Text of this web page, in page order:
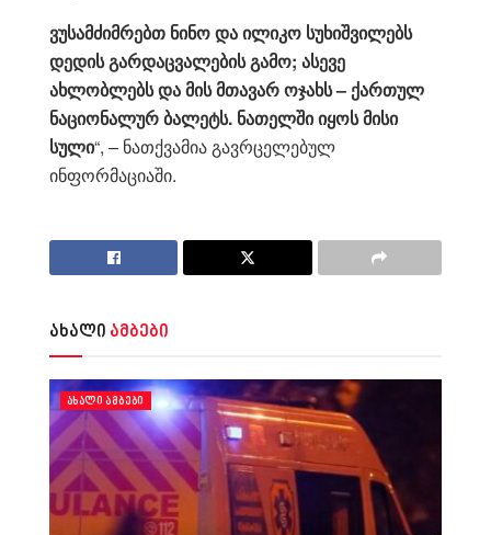
ვუსამძიმრებთ ნინო და ილიკო სუხიშვილებს
დედის გარდაცვალების გამო; ასევე
ახლობლებს და მის მთავარ ოჯახს – ქართულ
ნაციონალურ ბალეტს. ნათელში იყოს მისი
სული“, – ნათქვამია გავრცელებულ
ინფორმაციაში.
ახალი ამბები
ᲐᲮᲐᲚᲘ ᲐᲛᲑᲔᲑᲘ